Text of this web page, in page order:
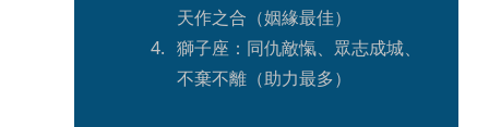
天作之合（姻緣最佳）
獅子座：同仇敵愾、眾志成城、
不棄不離（助力最多）